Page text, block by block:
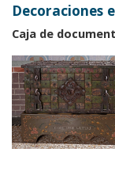
Decoraciones
Caja de